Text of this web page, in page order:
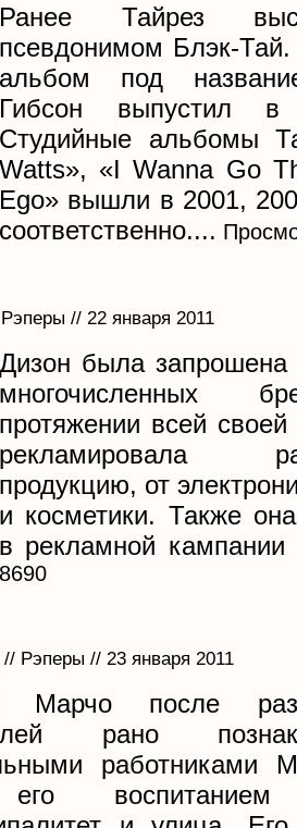
Ранее Тайрез
псевдонимом Блэк-
альбом под
Гибсон выпустил
Студийные альбомы
Watts», «I Wanna Go
Ego» вышли в 2001,
соответственно....
// 22 января 2011
Дизон была
многочисленных
протяжении всей
рекламировала
продукцию, от
и косметики. Также
в рекламной кампании
8690
// Рэперы // 23 января 2011
Марчо после
рано
работниками
воспитанием